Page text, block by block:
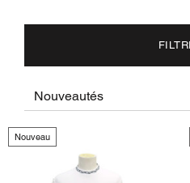
Nouveau